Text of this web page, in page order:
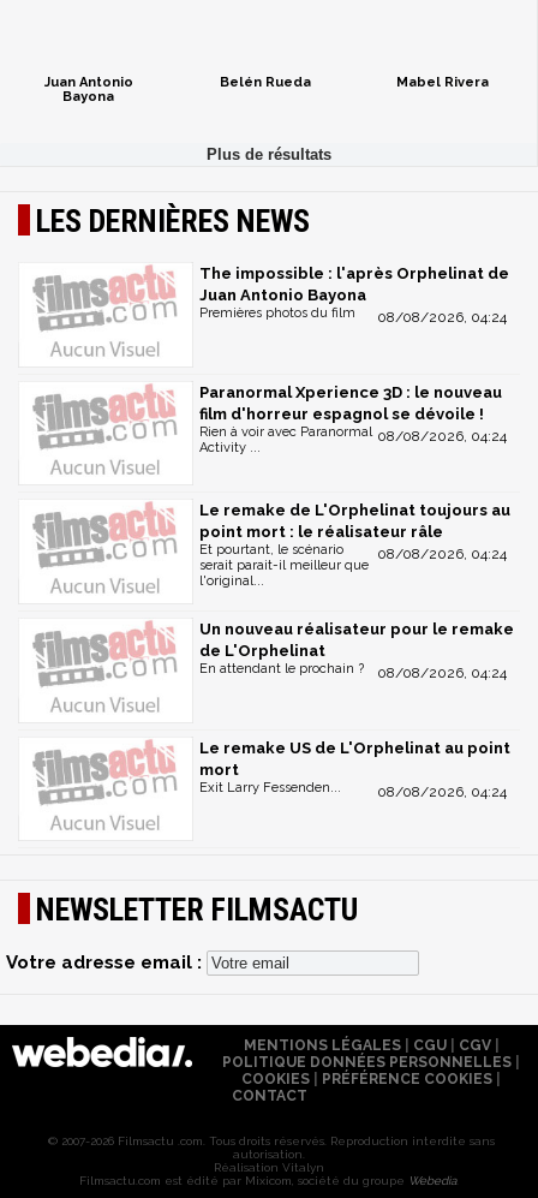
Juan Antonio
Bayona
Belén Rueda Mabel Rivera
LES DERNIÈRES NEWS
The impossible : l'après Orphelinat de
Juan Antonio Bayona
08/08/2026, 04:24
Premières photos du film
Paranormal Xperience 3D : le nouveau
film d'horreur espagnol se dévoile !
08/08/2026, 04:24
Rien à voir avec Paranormal
Activity ...
Le remake de L'Orphelinat toujours au
point mort : le réalisateur râle
08/08/2026, 04:24
Et pourtant, le scénario
serait parait-il meilleur que
l'original...
Un nouveau réalisateur pour le remake
de L'Orphelinat
08/08/2026, 04:24
En attendant le prochain ?
Le remake US de L'Orphelinat au point
mort
08/08/2026, 04:24
Exit Larry Fessenden...
NEWSLETTER FILMSACTU
Votre adresse email :
MENTIONS LÉGALES| CGU| CGV|
POLITIQUE DONNÉES PERSONNELLES
COOKIES
PRÉFÉRENCE COOKIES
CONTACT
© 2007-2026 Filmsactu .com. Tous droits réservés. Reproduction interdite sans
autorisation.
Réalisation Vitalyn
Filmsactu.com est édité par Mixicom, société du groupe Webedia.